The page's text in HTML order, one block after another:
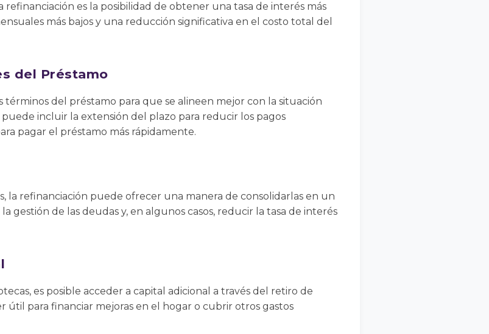
refinanciación es la posibilidad de obtener una tasa de interés más
más bajos y una reducción significativa en el costo total del
del Préstamo
del préstamo para que se alineen mejor con la situación
incluir la extensión del plazo para reducir los pagos
pagar el préstamo más rápidamente.
la refinanciación puede ofrecer una manera de consolidarlas en un
gestión de las deudas y, en algunos casos, reducir la tasa de interés
es posible acceder a capital adicional a través del retiro de
útil para financiar mejoras en el hogar o cubrir otros gastos